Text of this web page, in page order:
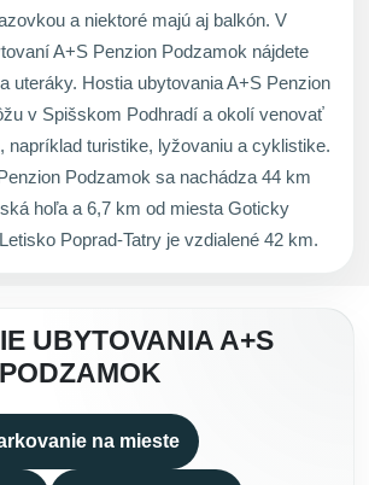
a niektoré majú aj balkón. V
A+S Penzion Podzamok nájdete
uteráky. Hostia ubytovania A+S Penzion
v Spišskom Podhradí a okolí venovať
napríklad turistike, lyžovaniu a cyklistike.
Podzamok sa nachádza 44 km
hoľa a 6,7 km od miesta Goticky
Poprad-Tatry je vzdialené 42 km.
UBYTOVANIA A+S
na mieste